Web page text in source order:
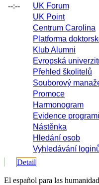
--:--
UK Forum
UK Point
Centrum Carolina
Platforma
Klub Alumni
Evropská
Přehled školitelů
Souborový
Promoce
Harmonogram
Evidence
Nástěnka
Hledání osob
Vyhledávání
Detail
El español para las